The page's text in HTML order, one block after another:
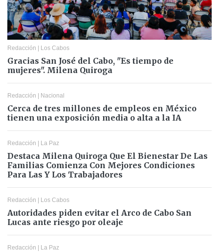
Redacción Los Cabos
Gracias San José del Cabo, "Es tiempo de
mujeres". Milena Quiroga
Redacción Nacional
Cerca de tres millones de empleos en México
tienen una exposición media o alta a la IA
Redacción La Paz
Destaca Milena Quiroga Que El Bienestar De Las
Familias Comienza Con Mejores Condiciones
Para Las Y Los Trabajadores
Redacción Los Cabos
Autoridades piden evitar el Arco de Cabo San
Lucas ante riesgo por oleaje
Redacción La Paz